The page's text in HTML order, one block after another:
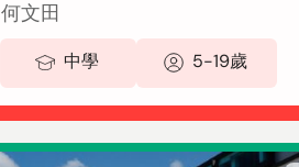
何文田
中學 5-19歲